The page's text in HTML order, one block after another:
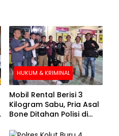
HUKUM & KRIMINAL
Mobil Rental Berisi 3
Kilogram Sabu, Pria Asal
Bone Ditahan Polisi di